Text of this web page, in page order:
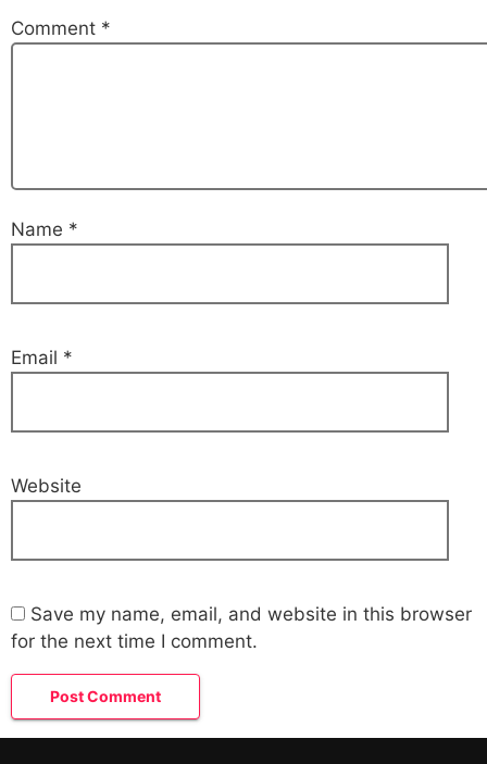
Comment *
Name *
Email *
Website
Save my name, email, and website in this browser
for the next time I comment.